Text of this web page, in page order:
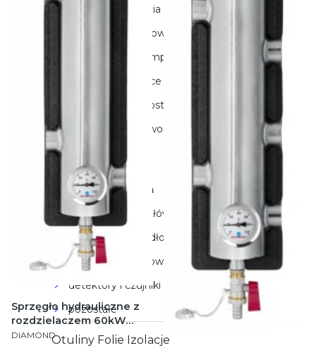
reduktory ciśnienia
aparatura pomiarowa
sterowniki do pomp CO i CWU
zawory mieszające
mieszacze termostatyczne
sterowniki do zaworów
odpowietrzniki
grupy i sprzęgła
sterowniki do kotłów
sterowniki do podłogówki
regulatory pokojowe
detektory i czujniki
pozostałe
Otuliny Folie Izolacje
Sprzęgło hydrauliczne z
rozdzielaczem 60kW
DN25 SR 1-1
PRODUCENT
DIAMOND